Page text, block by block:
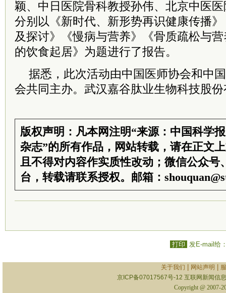
颖、中日医院骨科教授孙伟、北京中医
分别以《新时代、新形势再识健康传播
及探讨》《慢病与营养》《骨质疏松与
的饮食起居》为题进行了报告。
据悉，此次活动由中国医师协会和中
会共同主办。武汉嘉谷肽业生物科技股
版权声明：凡本网注明“来源：中国科学
杂志”的所有作品，网站转载，请在正文
且不得对内容作实质性改动；微信公众号
台，转载请联系授权。邮箱：
打印 发E-mail给
关于我们 网站声明
京ICP备07017567号-12 互联网新闻信
Copyright @ 2007-